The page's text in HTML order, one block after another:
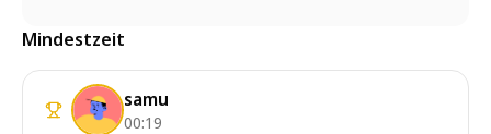
Mindestzeit
samu
00:19